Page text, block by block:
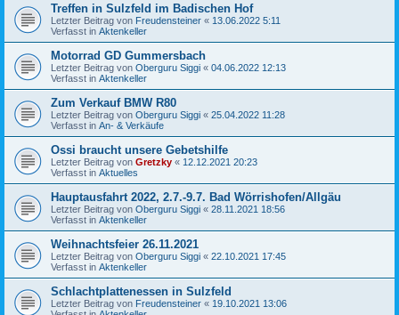
Treffen in Sulzfeld im Badischen Hof
Letzter Beitrag von Freudensteiner « 13.06.2022 5:11
Verfasst in Aktenkeller
Motorrad GD Gummersbach
Letzter Beitrag von Oberguru Siggi « 04.06.2022 12:13
Verfasst in Aktenkeller
Zum Verkauf BMW R80
Letzter Beitrag von Oberguru Siggi « 25.04.2022 11:28
Verfasst in An- & Verkäufe
Ossi braucht unsere Gebetshilfe
Letzter Beitrag von Gretzky « 12.12.2021 20:23
Verfasst in Aktuelles
Hauptausfahrt 2022, 2.7.-9.7. Bad Wörrishofen/Allgäu
Letzter Beitrag von Oberguru Siggi « 28.11.2021 18:56
Verfasst in Aktenkeller
Weihnachtsfeier 26.11.2021
Letzter Beitrag von Oberguru Siggi « 22.10.2021 17:45
Verfasst in Aktenkeller
Schlachtplattenessen in Sulzfeld
Letzter Beitrag von Freudensteiner « 19.10.2021 13:06